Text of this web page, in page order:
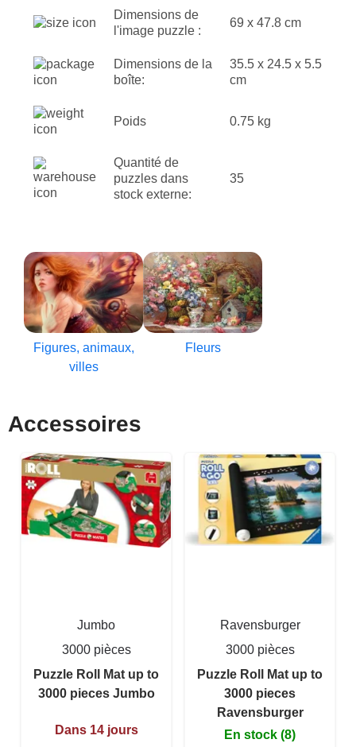
Dimensions de
l'image puzzle :
69 x 47.8 cm
Dimensions de la
boîte:
35.5 x 24.5 x 5.5
cm
Poids 0.75 kg
Quantité de
puzzles dans
stock externe:
35
Figures, animaux,
villes
Fleurs
Accessoires
Jumbo
3000 pièces
Puzzle Roll Mat up to
3000 pieces Jumbo
Dans 14 jours
Ravensburger
3000 pièces
Puzzle Roll Mat up to
3000 pieces
Ravensburger
En stock (8)